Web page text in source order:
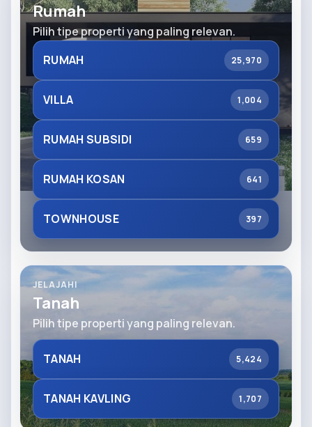
Rumah
Pilih tipe properti yang paling relevan.
RUMAH
25,970
VILLA 1,004
RUMAH SUBSIDI 659
RUMAH KOSAN 641
TOWNHOUSE 397
JELAJAHI
Tanah
Pilih tipe properti yang paling relevan.
TANAH 5,424
TANAH KAVLING 1,707